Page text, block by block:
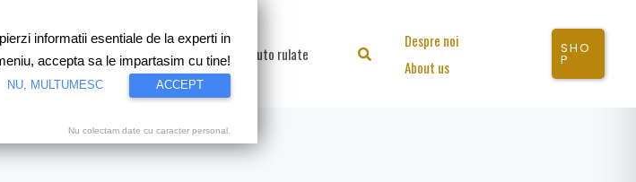
Proiecte speciale Video Auto rulate Search
Despre noi
About us
SHO
P
informatii esentiale de la experti in
accepta sa le impartasim cu tine!
NU, MULTUMESC ACCEPT
Nu colectam date cu caracter personal.